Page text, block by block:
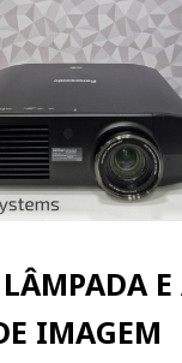
E
IMAGEM